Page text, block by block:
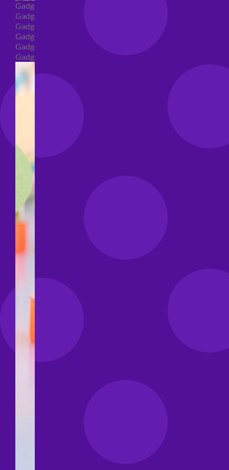
Gadget
Gadget addio al nubilato
Gadget Laurea
Gadget addio al celibato
Gadget per compleanno
Gadget generici